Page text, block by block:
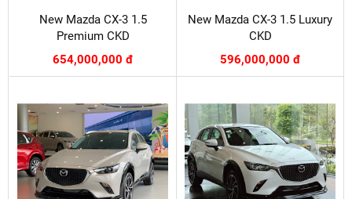
New Mazda CX-3 1.5
Premium CKD
654,000,000 đ
New Mazda CX-3 1.5 Luxury
CKD
596,000,000 đ